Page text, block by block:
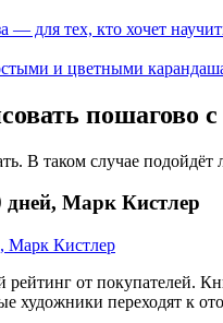
— для тех, кто хочет
и цветными
пошагово с
В таком случае подойдёт
дней, Марк Кистлер
от покупателей.
художники переходят к